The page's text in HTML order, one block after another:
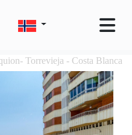
Torrevieja - Costa Blanca